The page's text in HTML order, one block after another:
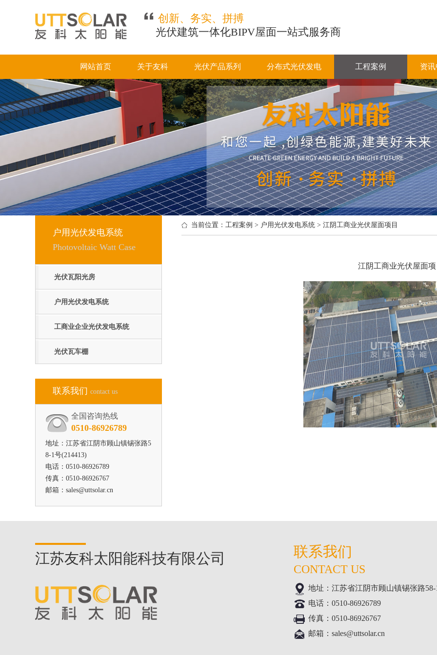
创新、务实、拼搏
光伏建筑一体化BIPV屋面一站式服务商
网站首页 关于友科 光伏产品系列 分布式光伏发电 工程案例 资
户用光伏发电系统
Photovoltaic Watt Case
光伏瓦阳光房
户用光伏发电系统
工商业企业光伏发电系统
光伏瓦车棚
联系我们 contact us
全国咨询热线
0510-86926789
地址：江苏省江阴市顾山镇锡张路5
8-1号(214413)
电话：0510-86926789
传真：0510-86926767
邮箱：sales@uttsolar.cn
当前位置：工程案例 > 户用光伏发电系统 > 江阴工商业光伏屋面项目
江阴工商业光伏屋面
江苏友科太阳能科技有限公司 联系我们
CONTACT US
地址：江苏省江阴市顾山镇锡张路
电话：0510-86926789
传真：0510-86926767
邮箱：sales@uttsolar.cn